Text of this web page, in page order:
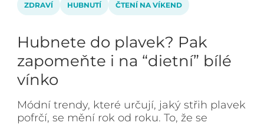
ZDRAVÍ HUBNUTÍ ČTENÍ NA VÍKEND
Hubnete do plavek? Pak
zapomeňte i na “dietní” bílé
vínko
Módní trendy, které určují, jaký střih plavek
pofrčí, se mění rok od roku. To, že se